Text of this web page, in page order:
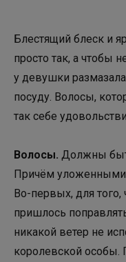
Блестящий блеск и
просто так, а чтобы
у девушки
посуду. Волосы,
так себе
Волосы. Должны
Причём уложенными
Во-первых, для того,
пришлось
никакой ветер не
королевской особы.